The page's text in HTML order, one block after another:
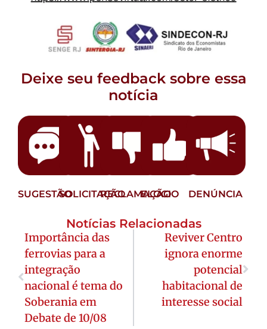
Deixe seu feedback sobre essa
notícia
SUGESTÃOSOLICITAÇÃORECLAMAÇÃO
ELOGIO DENÚNCIA
Notícias Relacionadas
Importância das
ferrovias para a
integração
nacional é tema do
Soberania em
Debate de 10/08
Reviver Centro
ignora enorme
potencial
habitacional de
interesse social